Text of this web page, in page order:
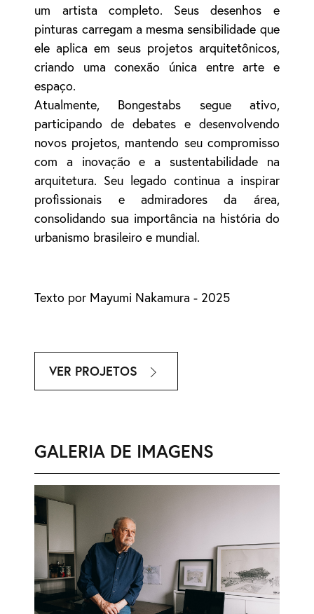
um artista completo. Seus desenhos e
pinturas carregam a mesma sensibilidade que
ele aplica em seus projetos arquitetônicos,
criando uma conexão única entre arte e
espaço.
Atualmente, Bongestabs segue ativo,
participando de debates e desenvolvendo
novos projetos, mantendo seu compromisso
com a inovação e a sustentabilidade na
arquitetura. Seu legado continua a inspirar
profissionais e admiradores da área,
consolidando sua importância na história do
urbanismo brasileiro e mundial.
Texto por Mayumi Nakamura - 2025
VER PROJETOS
GALERIA DE IMAGENS